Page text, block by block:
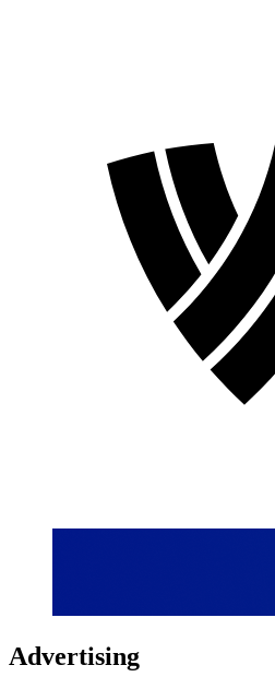
Advertising